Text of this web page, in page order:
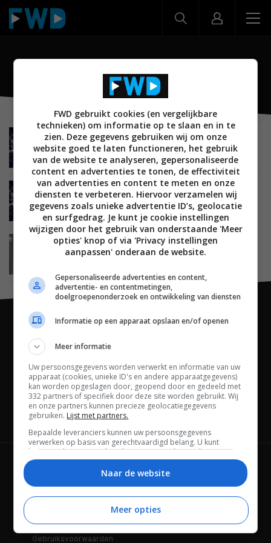
Black Mirror
ENTERTAINMENT 28 DECEMBER 2018
Interactieve Black Mirror-film vanaf vandaag op
Netflix
ENTERTAINMENT 05 MAART 2018
Netflix bestelt vijfde seizoen van hitserie Black
Mirror
ENTERTAINMENT 29 DECEMBER 2017
Vierde seizoen van Black Mirror nu te zien op
Channels
Gebruiksvoorwaarden
FWD gebruikt cookies (en vergelijkbare
technieken) om informatie op te slaan en in te
zien. Deze gegevens gebruiken wij om onze
website goed te laten functioneren, het gebruik
van de website te analyseren, gepersonaliseerde
content en advertenties te tonen, de effectiviteit
van advertenties en content te meten en onze
diensten te verbeteren. Hiervoor verzamelen wij
gegevens zoals unieke advertentie ID’s, geolocatie
en surfgedrag. Je kunt je cookie instellingen
wijzigen door het gebruik van onderstaande 'Meer
opties' knop of via 'Privacy instellingen
aanpassen' onderaan de website.
Gepersonaliseerde advertenties en content,
advertentie- en contentmetingen,
doelgroepenonderzoek en ontwikkeling van diensten
Informatie op een apparaat opslaan en/of openen
Meer informatie
Uw persoonsgegevens worden verwerkt en informatie van uw
apparaat (cookies, unieke ID's en andere apparaatgegevens)
kan worden opgeslagen door, geopend door en gedeeld met
332 partners of specifiek door deze site worden gebruikt. Wij
en onze partners kunnen precieze geolocatiegegevens
gebruiken. Lijst met partners.
Bepaalde leveranciers kunnen uw persoonsgegevens
verwerken op basis van gerechtvaardigd belang. U kunt
hiertegen bezwaar maken door uw opties hieronder te
beheren. Zoek onderaan deze pagina of in het sitemenu naar
een link om uw toestemming te beheren of in te trekken via de
Naar de website
Meer opties